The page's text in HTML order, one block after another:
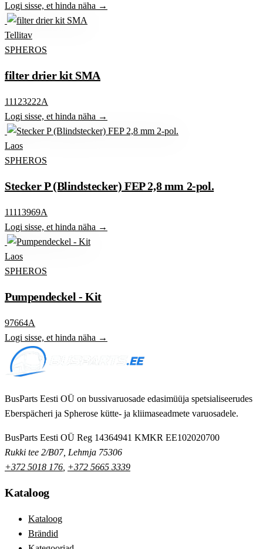
Logi sisse, et hinda näha →
Tellitav
SPHEROS
filter drier kit SMA
11123222A
Logi sisse, et hinda näha →
Laos
SPHEROS
Stecker P (Blindstecker) FEP 2,8 mm 2-pol.
11113969A
Logi sisse, et hinda näha →
Laos
SPHEROS
Pumpendeckel - Kit
97664A
Logi sisse, et hinda näha →
BusParts Eesti OÜ on bussivaruosade edasimüüja spetsialiseerudes
Eberspächeri ja Spherose kütte- ja kliimaseadmete varuosadele.
BusParts Eesti OÜ Reg 14364941 KMKR EE102020700
Rukki tee 2/B07, Lehmja 75306
+372 5018 176 +372 5665 3339
Kataloog
Kataloog
Brändid